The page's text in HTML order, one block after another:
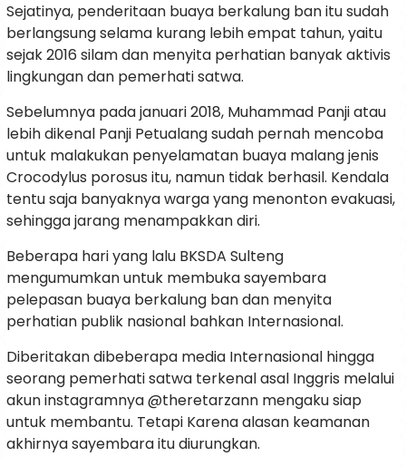
Sejatinya, penderitaan buaya berkalung ban itu sudah
berlangsung selama kurang lebih empat tahun, yaitu
sejak 2016 silam dan menyita perhatian banyak aktivis
lingkungan dan pemerhati satwa.
Sebelumnya pada januari 2018, Muhammad Panji atau
lebih dikenal Panji Petualang sudah pernah mencoba
untuk malakukan penyelamatan buaya malang jenis
Crocodylus porosus itu, namun tidak berhasil. Kendala
tentu saja banyaknya warga yang menonton evakuasi,
sehingga jarang menampakkan diri.
Beberapa hari yang lalu BKSDA Sulteng
mengumumkan untuk membuka sayembara
pelepasan buaya berkalung ban dan menyita
perhatian publik nasional bahkan Internasional.
Diberitakan dibeberapa media Internasional hingga
seorang pemerhati satwa terkenal asal Inggris melalui
akun instagramnya @theretarzann mengaku siap
untuk membantu. Tetapi Karena alasan keamanan
akhirnya sayembara itu diurungkan.